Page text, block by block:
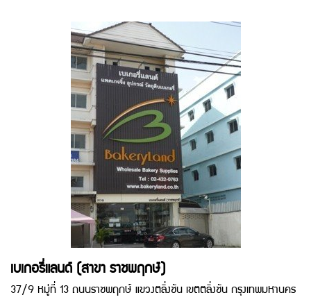
เบเกอรี่แลนด์ (สาขา ราชพฤกษ์)
37/9 หมู่ที่ 13 ถนนราชพฤกษ์ แขวงตลิ่งชัน เขตตลิ่งชัน กรุงเทพมหานคร